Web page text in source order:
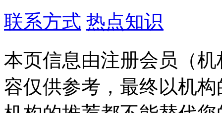
联系方式 热点知识
本页信息由注册会员（
容仅供参考，最终以机